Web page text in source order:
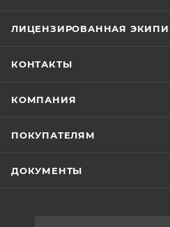
ЛИЦЕНЗИРОВАННАЯ
КОНТАКТЫ
КОМПАНИЯ
ПОКУПАТЕЛЯМ
ДОКУМЕНТЫ